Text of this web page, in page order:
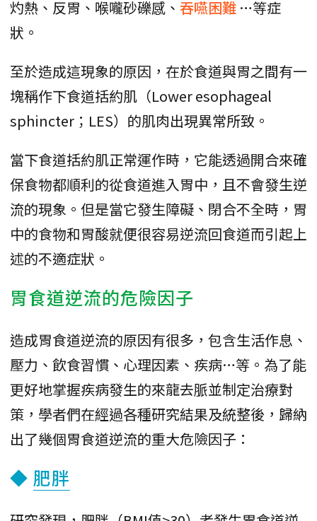
灼熱、反胃、喉嚨砂礫感、 吞嚥困難 …等症
狀。
至於造成這現象的原因，在於食道與胃之間有一
塊稱作下食道括約肌（Lower esophageal
sphincter；LES）的肌肉出現異常所致。
當下食道括約肌正常運作時，它能透過開合來確
保食物都順利的從食道進入胃中，且不會發生逆
流的現象。但是當它發生障礙、閉合不全時，胃
中的食物和胃酸就便很容易逆流回食道而引起上
述的不適症狀。
胃食道逆流的危險因子
造成胃食道逆流的原因有很多，包含生活作息、
壓力、飲食習慣、心理因素、疾病…等。為了能
更好地掌握疾病發生的來龍去脈並制定治療對
策，學者們在經過各種研究結果及統整後，歸納
出了幾個胃食道逆流的重大危險因子：
◆ 肥胖